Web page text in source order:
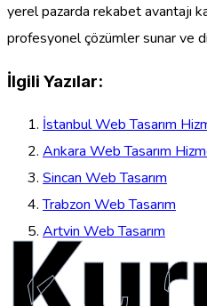
yerel pazarda rekabet avantajı
profesyonel çözümler sunar ve
İlgili Yazılar:
İstanbul Web Tasarım
Ankara Web Tasarım
Sincan Web Tasarım
Trabzon Web Tasarım
Artvin Web Tasarım